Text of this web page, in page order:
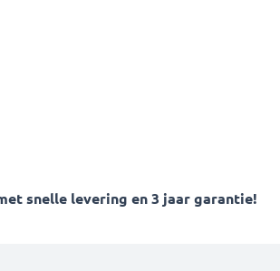
snelle levering en 3 jaar garantie!